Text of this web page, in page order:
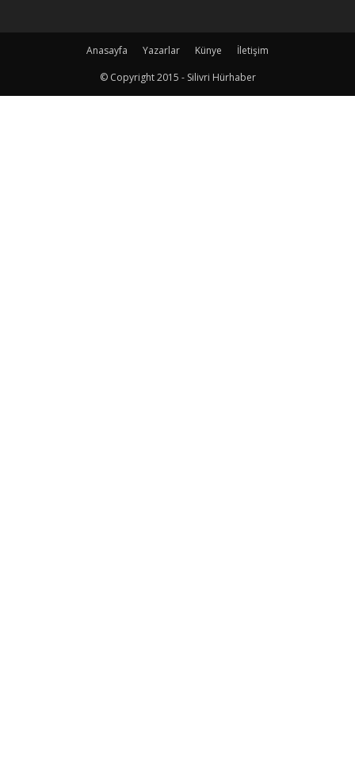
Anasayfa Yazarlar Künye
İletişim
© Copyright 2015 - Silivri Hürhaber